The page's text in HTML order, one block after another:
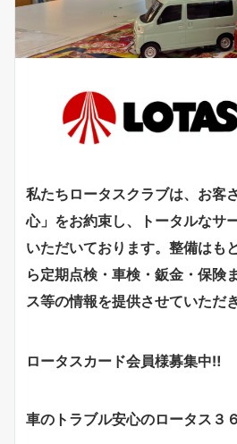
私たちロータスクラブは、お客
心」をお約束し、トータルなサ
いただいております。整備はも
ら定期点検・車検・鈑金・保険
ス等の情報を提供させていただ
ロータスカード会員様募集中‼
車のトラブル安心のロータス３